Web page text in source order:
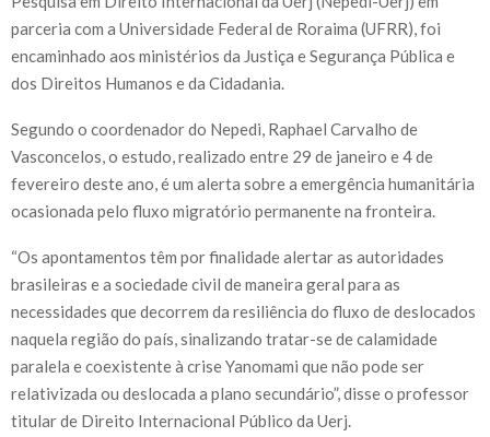
parceria com a Universidade Federal de Roraima (UFRR), foi
encaminhado aos ministérios da Justiça e Segurança Pública e
dos Direitos Humanos e da Cidadania.
Segundo o coordenador do Nepedi, Raphael Carvalho de
Vasconcelos, o estudo, realizado entre 29 de janeiro e 4 de
fevereiro deste ano, é um alerta sobre a emergência humanitária
ocasionada pelo fluxo migratório permanente na fronteira.
“Os apontamentos têm por finalidade alertar as autoridades
brasileiras e a sociedade civil de maneira geral para as
necessidades que decorrem da resiliência do fluxo de deslocados
naquela região do país, sinalizando tratar-se de calamidade
paralela e coexistente à crise Yanomami que não pode ser
relativizada ou deslocada a plano secundário”, disse o professor
titular de Direito Internacional Público da Uerj.